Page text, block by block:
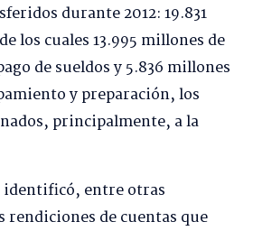
durante 2012: 19.831
los cuales 13.995 millones de
de sueldos y 5.836 millones
y preparación, los
principalmente, a la
identificó, entre otras
rendiciones de cuentas que